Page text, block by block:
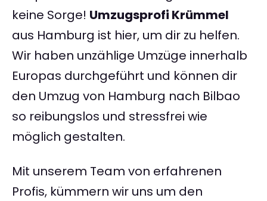
keine Sorge! Umzugsprofi Krümmel
aus Hamburg ist hier, um dir zu helfen.
Wir haben unzählige Umzüge innerhalb
Europas durchgeführt und können dir
den Umzug von Hamburg nach Bilbao
so reibungslos und stressfrei wie
möglich gestalten.
Mit unserem Team von erfahrenen
Profis, kümmern wir uns um den